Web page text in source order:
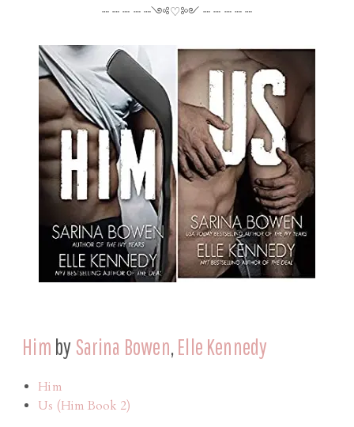
┈ ┈ ┈ ┈ ┈༺♡༻ ┈ ┈ ┈ ┈ ┈
Him by Sarina Bowen, Elle Kennedy
Him
Us (Him Book 2)